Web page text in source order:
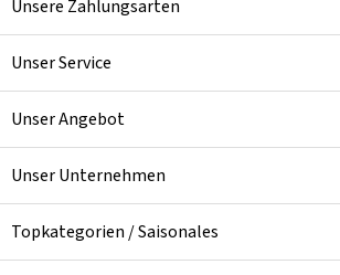
Unsere Zahlungsarten
Unser Service
Unser Angebot
Unser Unternehmen
Topkategorien / Saisonales